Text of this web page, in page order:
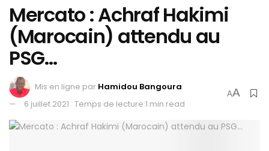
Mercato : Achraf Hakimi
(Marocain) attendu au
PSG…
Mis en ligne par Hamidou Bangoura
6 juillet 2021 Temps de lecture:1 min read
AA